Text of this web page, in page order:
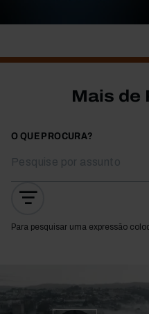
Mais de
O QUE PROCURA?
Para pesquisar uma expressão